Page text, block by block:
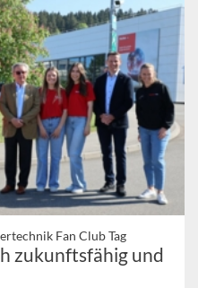
Fan Club Tag
zukunftsfähig und